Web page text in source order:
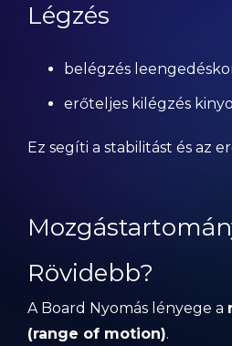
Légzés
belégzés
erőteljes kilégzés
Ez segíti a stabilitást és az
Rövidebb?
A Board Nyomás lényege a
(range of motion).